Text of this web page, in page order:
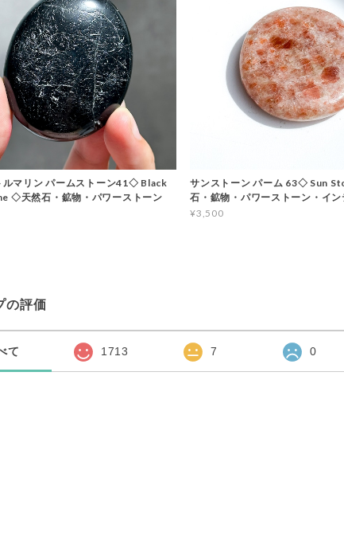
ルマリン パームストーン41◇ Black
◇天然石・鉱物・パワーストーン
サンストーン パーム 63◇ Sun
石・鉱物・パワーストーン・イン
¥3,500
の評価
て 1713 7 0